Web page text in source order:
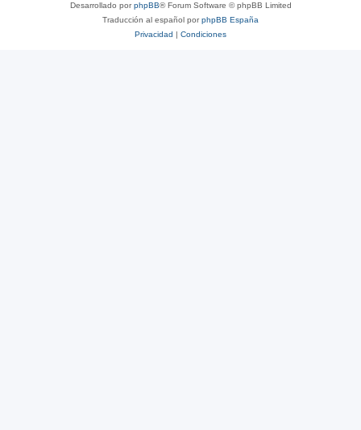
Desarrollado porphpBB® Forum Software © phpBB Limited
Traducción al español porphpBB España
Privacidad | Condiciones